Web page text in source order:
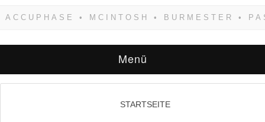
zwangsläufig siegen! Und noch was: Hifi
Menü
STARTSEITE